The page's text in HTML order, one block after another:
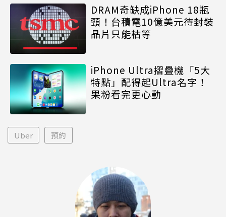
DRAM奇缺成iPhone 18瓶
頸！台積電10億美元待封裝
晶片只能枯等
iPhone Ultra摺疊機「5大
特點」配得起Ultra名字！
果粉看完更心動
Uber 預約